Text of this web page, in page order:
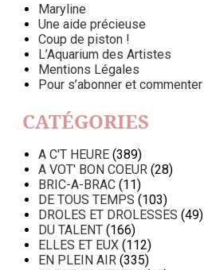
Maryline
Une aide précieuse
Coup de piston !
L’Aquarium des Artistes
Mentions Légales
Pour s’abonner et commenter
CATÉGORIES
A C'T HEURE (389)
A VOT' BON COEUR (28)
BRIC-A-BRAC (11)
DE TOUS TEMPS (103)
DROLES ET DROLESSES (49)
DU TALENT (166)
ELLES ET EUX (112)
EN PLEIN AIR (335)